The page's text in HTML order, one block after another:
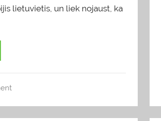
lietuvietis, un liek nojaust, ka